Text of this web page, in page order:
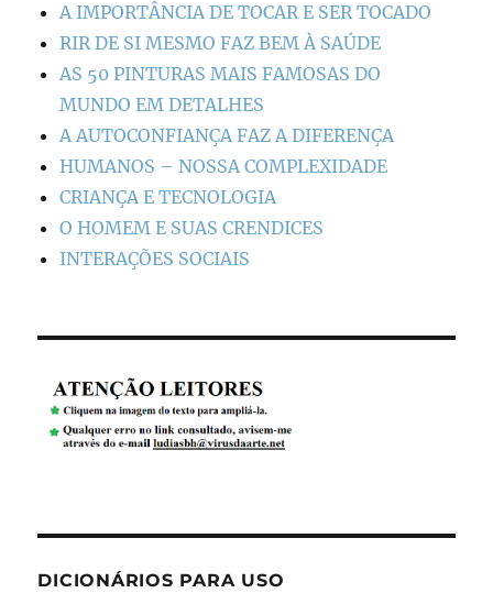
A IMPORTÂNCIA DE TOCAR E SER TOCADO
RIR DE SI MESMO FAZ BEM À SAÚDE
AS 50 PINTURAS MAIS FAMOSAS DO
MUNDO EM DETALHES
A AUTOCONFIANÇA FAZ A DIFERENÇA
HUMANOS – NOSSA COMPLEXIDADE
CRIANÇA E TECNOLOGIA
O HOMEM E SUAS CRENDICES
INTERAÇÕES SOCIAIS
DICIONÁRIOS PARA USO